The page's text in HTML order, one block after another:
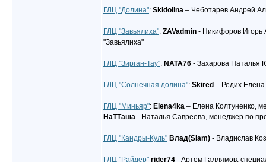
ГЛЦ "Долина": Skidolina – Чеботарев Андрей
ГЛЦ "Завьялиха": ZAVadmin - Никифоров Игорь
"Завьялиха"
ГЛЦ "Зирган-Тау": NATA76 - Захарова Наталья
ГЛЦ "Солнечная долина": Skired – Редих
ГЛЦ "Миньяр": Elena4ka – Елена Колтуненко,
НаТТаша - Наталья Савреева, менеджер по
ГЛЦ "Кандры-Куль" Влад(Slam) - Владислав
ГЛЦ "Райдер" rider74 - Артем Галлямов,